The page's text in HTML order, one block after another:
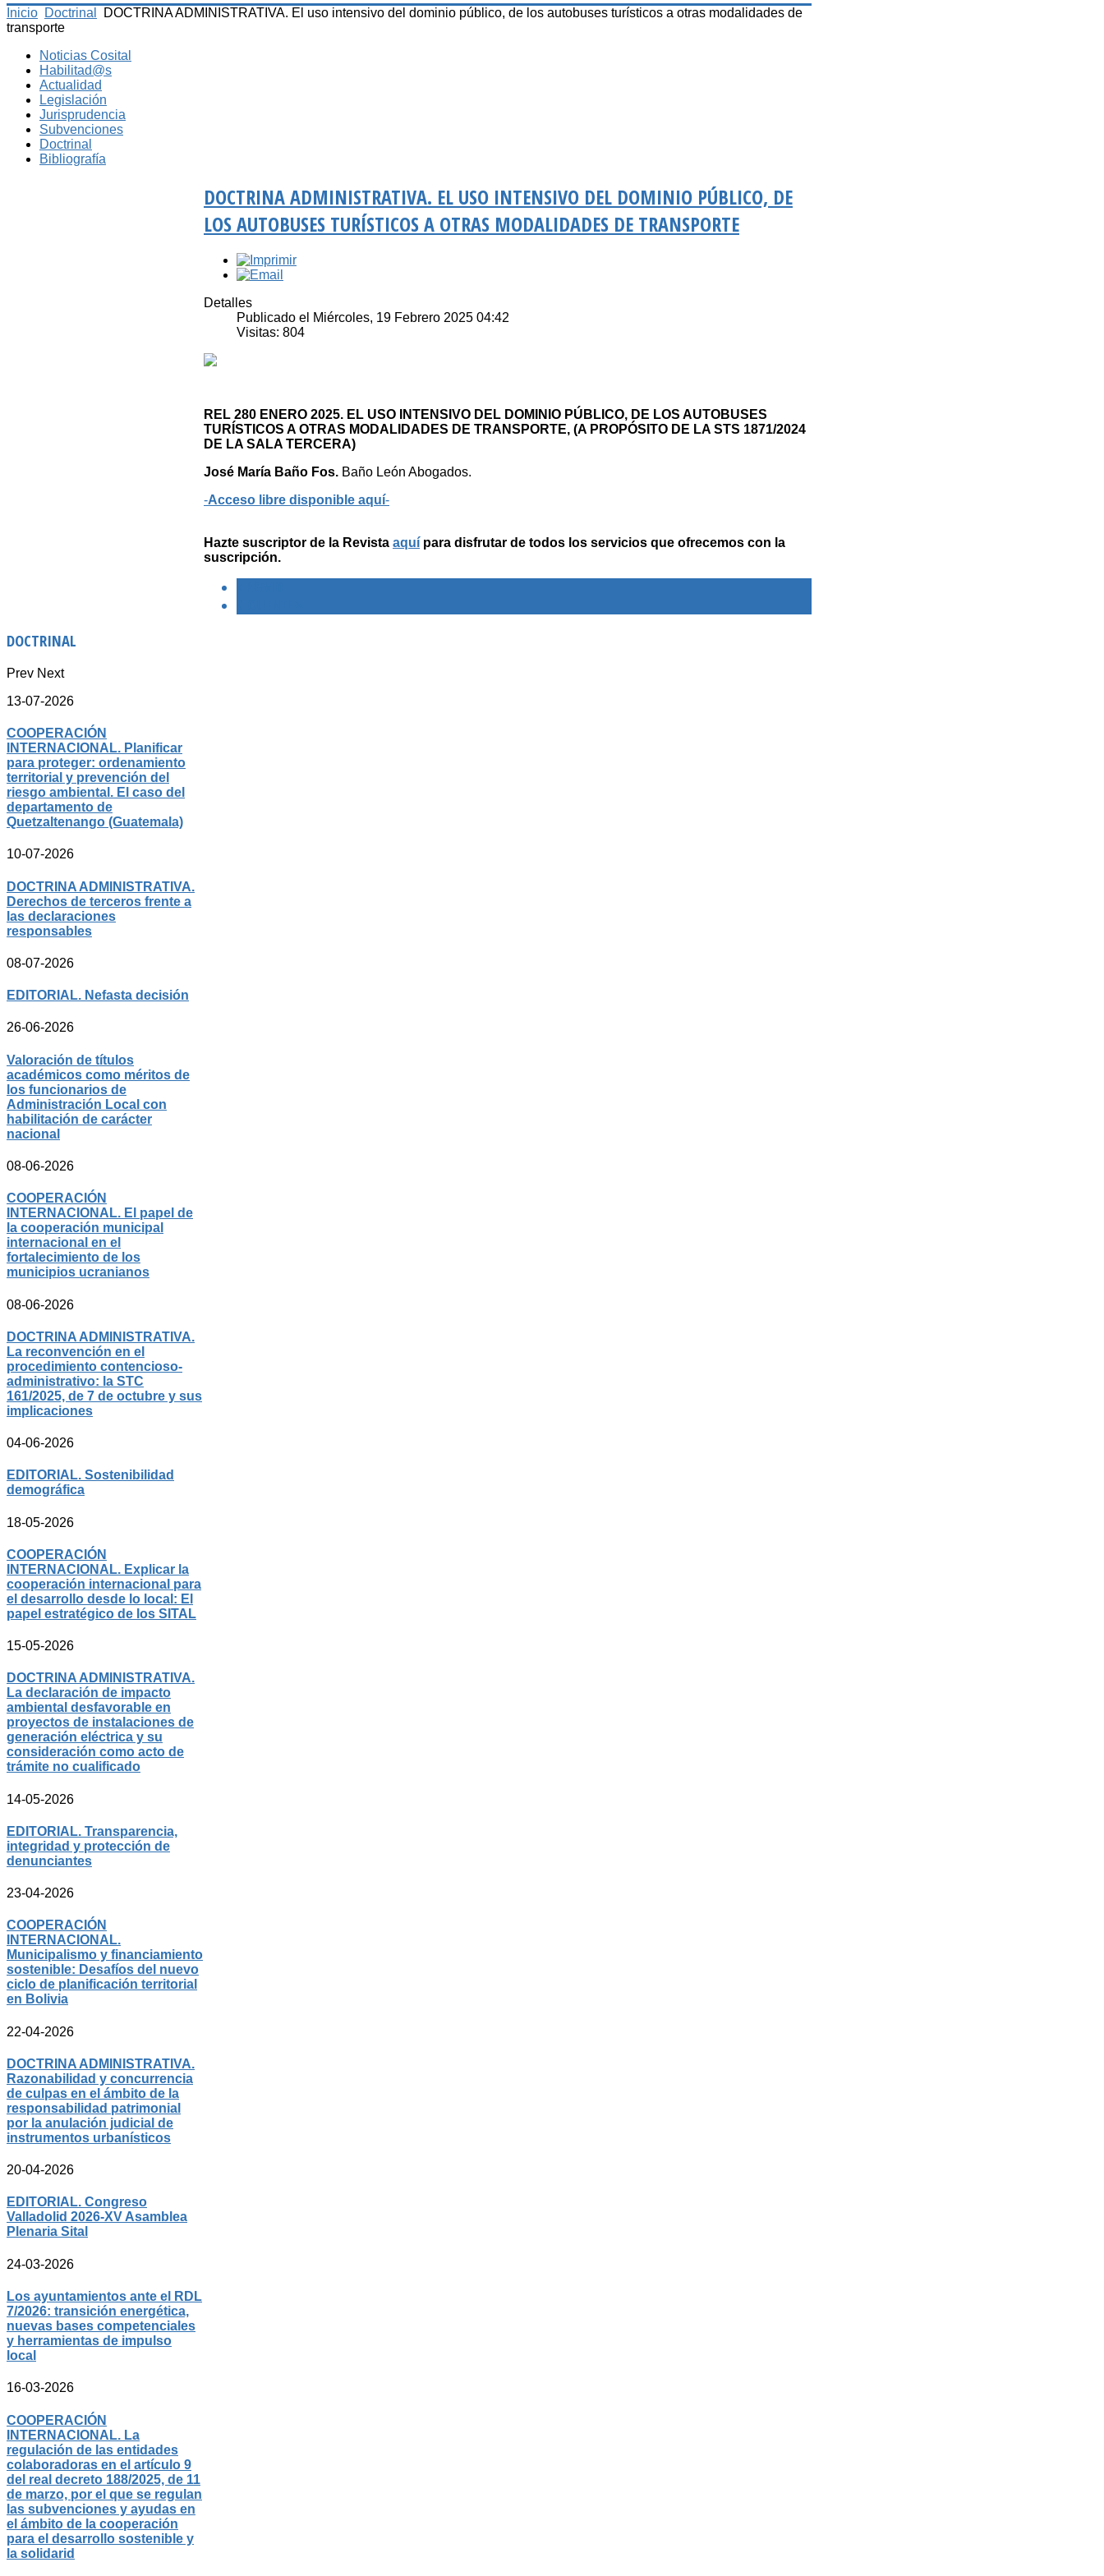
Inicio Doctrinal
DOCTRINA ADMINISTRATIVA. El uso intensivo del dominio público, de los autobuses turísticos a otras modalidades de
transporte
Noticias Cosital
Habilitad@s
Actualidad
Legislación
Jurisprudencia
Subvenciones
Doctrinal
Bibliografía
DOCTRINA ADMINISTRATIVA. EL USO INTENSIVO DEL DOMINIO PÚBLICO, DE
LOS AUTOBUSES TURÍSTICOS A OTRAS MODALIDADES DE TRANSPORTE
Detalles
Publicado el Miércoles, 19 Febrero 2025 04:42
Visitas: 804
REL 280 ENERO 2025. EL USO INTENSIVO DEL DOMINIO PÚBLICO, DE LOS AUTOBUSES
TURÍSTICOS A OTRAS MODALIDADES DE TRANSPORTE, (A PROPÓSITO DE LA STS 1871/2024
DE LA SALA TERCERA)
José María Baño Fos. Baño León Abogados.
-Acceso libre disponible aquí-
Hazte suscriptor de la Revista aquí para disfrutar de todos los servicios que ofrecemos con la
suscripción.
DOCTRINAL
Prev Next
13-07-2026
COOPERACIÓN
INTERNACIONAL. Planificar
para proteger: ordenamiento
territorial y prevención del
riesgo ambiental. El caso del
departamento de
Quetzaltenango (Guatemala)
10-07-2026
DOCTRINA ADMINISTRATIVA.
Derechos de terceros frente a
las declaraciones
responsables
08-07-2026
EDITORIAL. Nefasta decisión
26-06-2026
Valoración de títulos
académicos como méritos de
los funcionarios de
Administración Local con
habilitación de carácter
nacional
08-06-2026
COOPERACIÓN
INTERNACIONAL. El papel de
la cooperación municipal
internacional en el
fortalecimiento de los
municipios ucranianos
08-06-2026
DOCTRINA ADMINISTRATIVA.
La reconvención en el
procedimiento contencioso-
administrativo: la STC
161/2025, de 7 de octubre y sus
implicaciones
04-06-2026
EDITORIAL. Sostenibilidad
demográfica
18-05-2026
COOPERACIÓN
INTERNACIONAL. Explicar la
cooperación internacional para
el desarrollo desde lo local: El
papel estratégico de los SITAL
15-05-2026
DOCTRINA ADMINISTRATIVA.
La declaración de impacto
ambiental desfavorable en
proyectos de instalaciones de
generación eléctrica y su
consideración como acto de
trámite no cualificado
14-05-2026
EDITORIAL. Transparencia,
integridad y protección de
denunciantes
23-04-2026
COOPERACIÓN
INTERNACIONAL.
Municipalismo y financiamiento
sostenible: Desafíos del nuevo
ciclo de planificación territorial
en Bolivia
22-04-2026
DOCTRINA ADMINISTRATIVA.
Razonabilidad y concurrencia
de culpas en el ámbito de la
responsabilidad patrimonial
por la anulación judicial de
instrumentos urbanísticos
20-04-2026
EDITORIAL. Congreso
Valladolid 2026-XV Asamblea
Plenaria Sital
24-03-2026
Los ayuntamientos ante el RDL
7/2026: transición energética,
nuevas bases competenciales
y herramientas de impulso
local
16-03-2026
COOPERACIÓN
INTERNACIONAL. La
regulación de las entidades
colaboradoras en el artículo 9
del real decreto 188/2025, de 11
de marzo, por el que se regulan
las subvenciones y ayudas en
el ámbito de la cooperación
para el desarrollo sostenible y
la solidarid